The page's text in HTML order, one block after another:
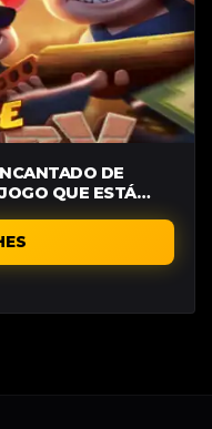
DE
QUE ESTÁ
TODOS